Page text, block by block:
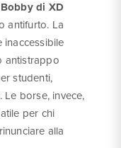
Bobby di XD
antifurto. La
inaccessibile
antistrappo
studenti,
borse, invece,
per chi
alla